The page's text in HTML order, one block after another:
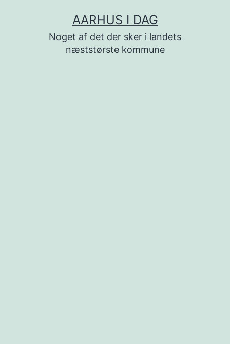
AARHUS I DAG
Noget af det der sker i landets
næststørste kommune